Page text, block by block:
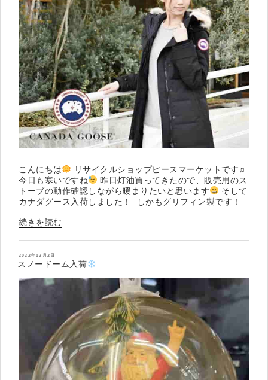
”
の
こんにちは
リサイクルショップピースマーケットです♫
今日も寒いですね
昨日灯油買ってきたので、販売用のス
トーブの動作確認しながら暖まりたいと思います
そして
カナダグース入荷しました！ ­ しかもグリフィン製です！
“カ
ダ
グ
ー
入
続きを読む
投
日:
2022年12月2日
スノードーム入荷